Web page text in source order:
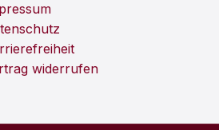
widerrufen